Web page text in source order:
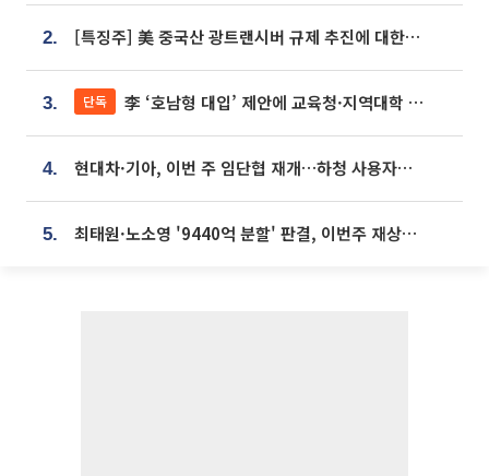
2. [특징주] 美 중국산 광트랜시버 규제 추진에 대한광통신 등 광통신株 강세
3. 단독 李 ‘호남형 대입’ 제안에 교육청·지역대학 서·논술형 입시 연계 '착수'
4. 현대차·기아, 이번 주 임단협 재개…하청 사용자성 재심도 ‘변수’
5. 최태원·노소영 '9440억 분할' 판결, 이번주 재상고 여부 주목